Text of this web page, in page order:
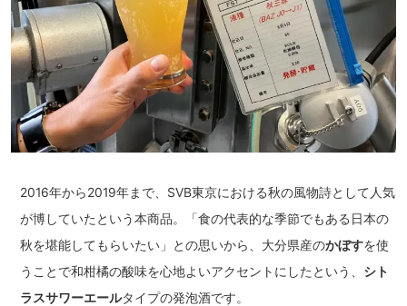
2016年から2019年まで、SVB東京における秋の風物詩として人気
が博していたという本商品。「食の代表的な季節でもある日本の
秋を堪能してもらいたい」との思いから、大分県産のかぼすを使
うことで和柑橘の酸味を心地よいアクセントにしたという、 シト
ラスサワーエールタイプの発泡酒です。